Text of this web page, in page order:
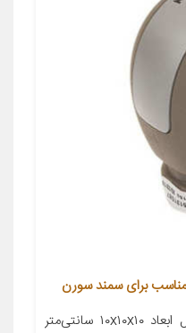
معرفی محصول جزئیات محصول ابعاد ۱۰x۱۰x۱۰ سانتی‌متر